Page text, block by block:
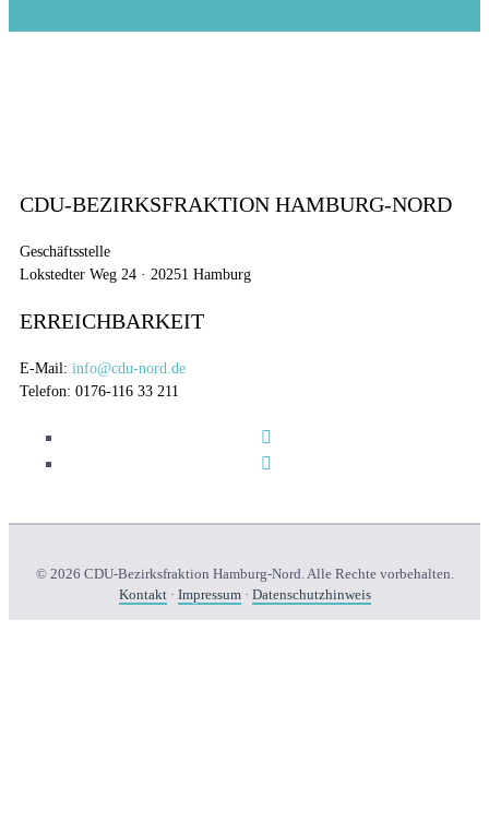
CDU-BEZIRKSFRAKTION HAMBURG-NORD
Geschäftsstelle
Lokstedter Weg 24 · 20251 Hamburg
ERREICHBARKEIT
E-Mail: info@cdu-nord.de
Telefon: 0176-116 33 211
© 2026 CDU-Bezirksfraktion Hamburg-Nord. Alle Rechte vorbehalten.
Kontakt· Impressum· Datenschutzhinweis